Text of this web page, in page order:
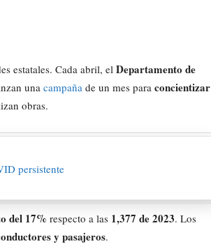
estatales. Cada abril, el Departamento de
una campaña de un mes para concientizar
obras.
del 17% respecto a las 1,377 de 2023. Los
y pasajeros.